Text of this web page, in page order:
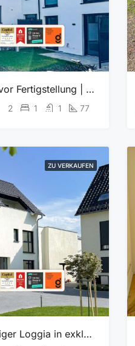
Neubauwohnung kurz vor Fertigstellung | Balkon | Ausstattung individuell wählbar | A+
2 1 1 77
ZU VERKAUFEN
Neubau-Haus mit sonniger Loggia in exklusiver Wohnanlage l Garage l Wärmepumpe